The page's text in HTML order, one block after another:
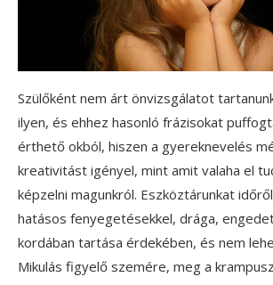
Szülőként nem árt önvizsgálatot
ilyen, és ehhez hasonló frázisokat
érthető okból, hiszen a gyereknevelés
kreativitást igényel, mint amit valaha el
képzelni magunkról. Eszköztárunkat
hatásos fenyegetésekkel, drága,
kordában tartása érdekében, és nem
Mikulás figyelő szemére, meg a